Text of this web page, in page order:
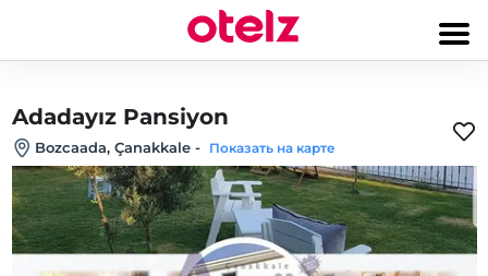
Adadayız Pansiyon
Bozcaada, Çanakkale - Показать на карте